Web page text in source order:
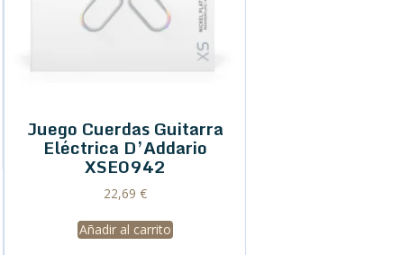
Juego Cuerdas Guitarra
Eléctrica D’Addario
XSE0942
22,69 €
Añadir al carrito